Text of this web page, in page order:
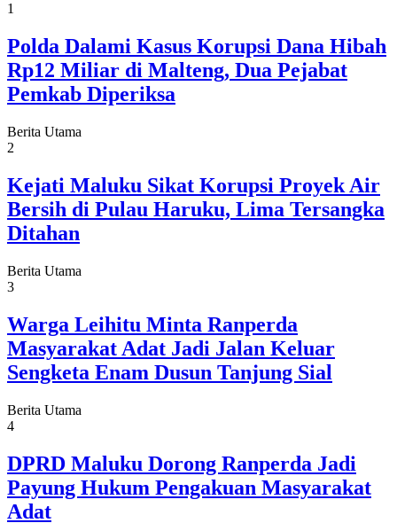
1
Polda Dalami Kasus Korupsi Dana Hibah
Rp12 Miliar di Malteng, Dua Pejabat
Pemkab Diperiksa
Berita Utama
2
Kejati Maluku Sikat Korupsi Proyek Air
Bersih di Pulau Haruku, Lima Tersangka
Ditahan
Berita Utama
3
Warga Leihitu Minta Ranperda
Masyarakat Adat Jadi Jalan Keluar
Sengketa Enam Dusun Tanjung Sial
Berita Utama
4
DPRD Maluku Dorong Ranperda Jadi
Payung Hukum Pengakuan Masyarakat
Adat